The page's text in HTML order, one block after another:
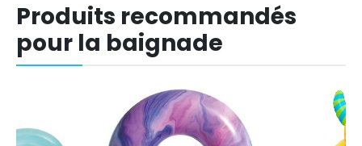
Produits recommandés
pour la baignade